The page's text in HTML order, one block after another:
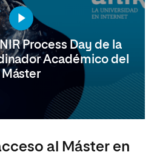
Process Day de la
Académico del
Máster
al Máster en